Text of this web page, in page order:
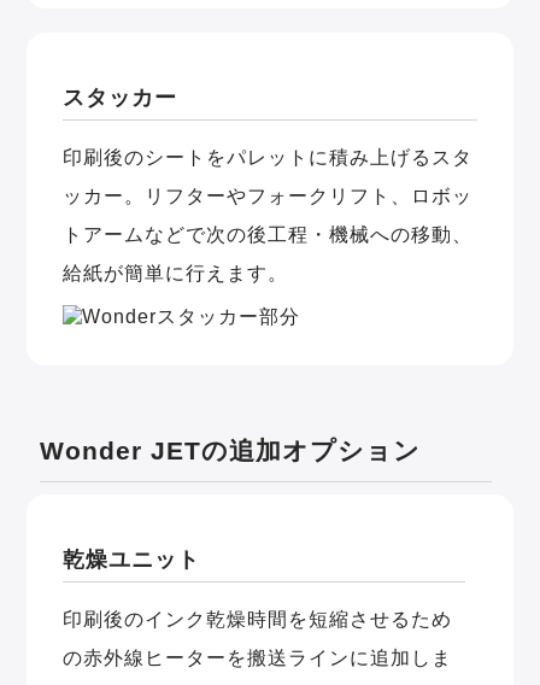
スタッカー
印刷後のシートをパレットに積み上げるスタ
ッカー。リフターやフォークリフト、ロボッ
トアームなどで次の後工程・機械への移動、
給紙が簡単に行えます。
Wonder JETの追加オプション
乾燥ユニット
印刷後のインク乾燥時間を短縮させるため
の赤外線ヒーターを搬送ラインに追加しま